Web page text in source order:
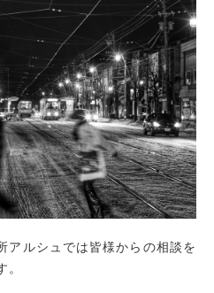
アルシュでは皆様からの相談を